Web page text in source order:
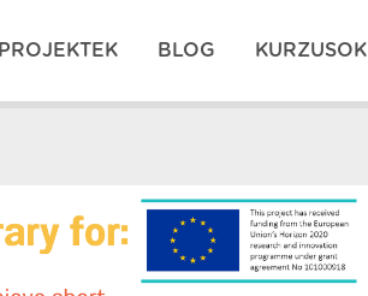
PROJEKTEK BLOG KURZUSOK